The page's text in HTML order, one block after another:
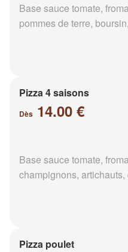
Base sauce tomate,
pommes de terre,
Pizza 4 saisons
Dès 14.00 €
Base sauce tomate,
champignons,
Pizza poulet